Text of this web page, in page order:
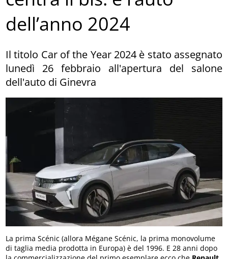
dell’anno 2024
Il titolo Car of the Year 2024 è stato assegnato
lunedì 26 febbraio all'apertura del salone
dell'auto di Ginevra
La prima Scénic (allora Mégane Scénic, la prima monovolume
di taglia media prodotta in Europa) è del 1996. E 28 anni dopo